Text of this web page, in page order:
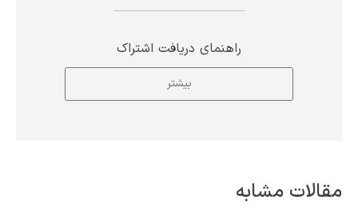
راهنمای دریافت اشتراک
بیشتر
مقالات مشابه